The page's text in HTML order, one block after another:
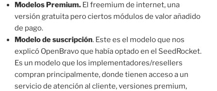
Modelos Premium. El freemium de internet, una
versión gratuita pero ciertos módulos de valor añadido
de pago.
Modelo de suscripción. Este es el modelo que nos
explicó OpenBravo que había optado en el SeedRocket.
Es un modelo que los implementadores/resellers
compran principalmente, donde tienen acceso a un
servicio de atención al cliente, versiones premium,